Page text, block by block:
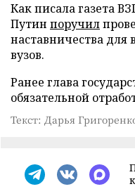
Как писала газета
Путин поручил
наставничества
вузов.
Ранее глава
обязательной
Текст: Дарья